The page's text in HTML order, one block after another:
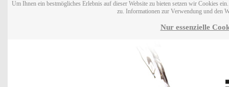
Um Ihnen ein bestmögliches Erlebnis auf dieser Website zu bieten setzen wir Cookies
zu. Informationen zur Verwendung und den
Nur essenzielle